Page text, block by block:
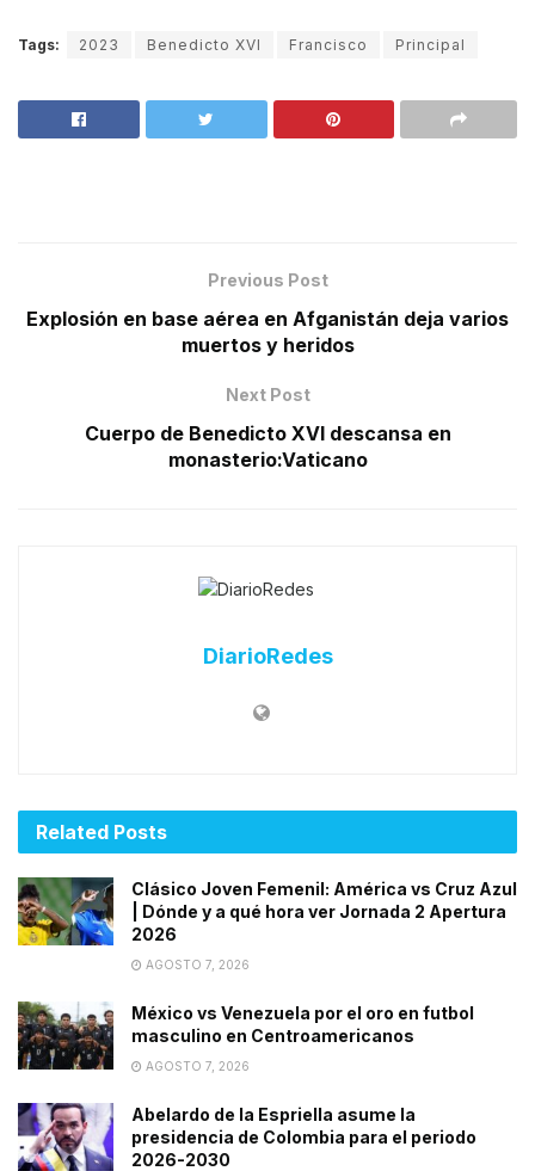
Tags: 2023 Benedicto XVI Francisco Principal
Previous Post
Explosión en base aérea en Afganistán deja varios
muertos y heridos
Next Post
Cuerpo de Benedicto XVI descansa en
monasterio:Vaticano
DiarioRedes
Related Posts
Clásico Joven Femenil: América vs Cruz Azul
| Dónde y a qué hora ver Jornada 2 Apertura
2026
AGOSTO 7, 2026
México vs Venezuela por el oro en futbol
masculino en Centroamericanos
AGOSTO 7, 2026
Abelardo de la Espriella asume la
presidencia de Colombia para el periodo
2026-2030